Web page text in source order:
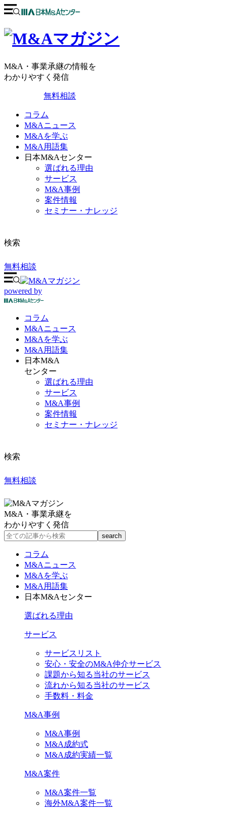
M&A・事業承継の情報を
わかりやすく発信
無料相談
コラム
M&Aニュース
M&Aを学ぶ
M&A用語集
日本M&Aセンター
選ばれる理由
サービス
M&A事例
案件情報
セミナー・ナレッジ
検索
無料相談
powered by
コラム
M&Aニュース
M&Aを学ぶ
M&A 用語集
日本M&A
センター
選ばれる理由
サービス
M&A事例
案件情報
セミナー・ナレッジ
検索
無料相談
M&A・事業承継を
わかりやすく発信
コラム
M&Aニュース
M&Aを学ぶ
M&A用語集
日本M&Aセンター
選ばれる理由
サービス
サービスリスト
安心・安全のM&A仲介サービス
課題から知る当社のサービス
流れから知る当社のサービス
手数料・料金
M&A事例
M&A事例
M&A成約式
M&A成約実績一覧
M&A案件
M&A案件一覧
海外M&A案件一覧